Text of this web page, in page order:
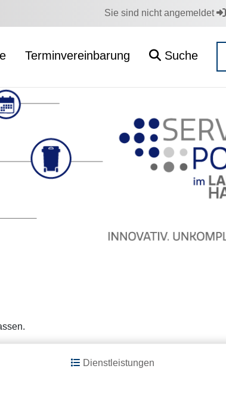
Sie sind nicht angemeldet
Terminvereinbarung Suche
Dienstleistungen